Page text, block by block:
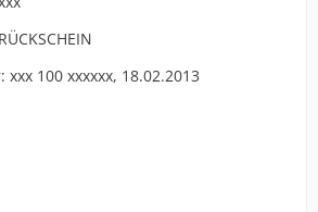
Folge dessen fehlt ein
und der Erlass eines neuen
nicht durch einen Vertrag
100 xxxxxx, 18.02.2013